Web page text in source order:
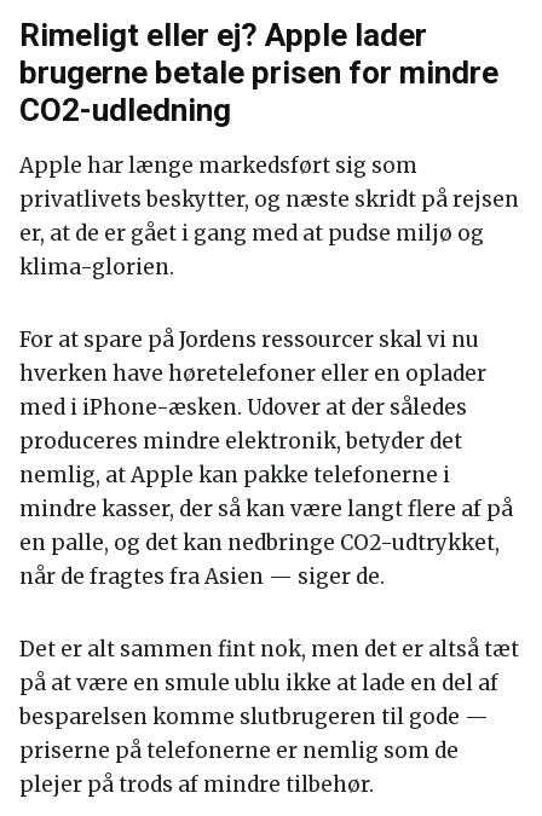
Rimeligt eller ej? Apple lader
brugerne betale prisen for mindre
CO2-udledning
Apple har længe markedsført sig som
privatlivets beskytter, og næste skridt på rejsen
er, at de er gået i gang med at pudse miljø og
klima-glorien.
For at spare på Jordens ressourcer skal vi nu
hverken have høretelefoner eller en oplader
med i iPhone-æsken. Udover at der således
produceres mindre elektronik, betyder det
nemlig, at Apple kan pakke telefonerne i
mindre kasser, der så kan være langt flere af på
en palle, og det kan nedbringe CO2-udtrykket,
når de fragtes fra Asien — siger de.
Det er alt sammen fint nok, men det er altså tæt
på at være en smule ublu ikke at lade en del af
besparelsen komme slutbrugeren til gode —
priserne på telefonerne er nemlig som de
plejer på trods af mindre tilbehør.